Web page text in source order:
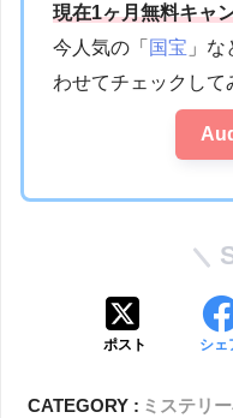
現在1ヶ月無料キャ
今人気の「 国宝 」
わせてチェックして
ポスト シェ
CATEGORY : ミステリ